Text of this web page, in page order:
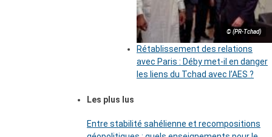
© (PR-Tchad)
Rétablissement des relations
avec Paris : Déby met-il en danger
les liens du Tchad avec l’AES ?
Les plus lus
Entre stabilité sahélienne et recompositions